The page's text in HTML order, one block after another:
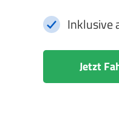
Inklusive
Jetzt